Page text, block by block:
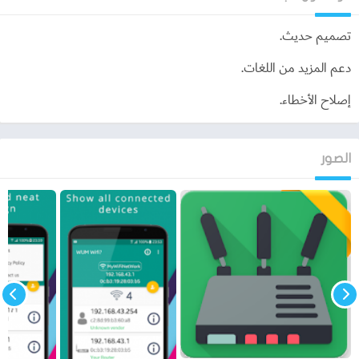
برنامج قطع النت عن المتصلين
للاندرويد
مميزات برنامج قطع النت عن المتصلين للاندرويد بدون روت
إذا قمت باستخدام هذا البرنامج ستحصل على العديد من المميزات:
أولًا:سوف تحل مشكلتك وهي ستتخلص من السرعة البطيئة للإنترنت
الناجمة عن اختراق أكثر من شخص لشبكة الواي فاي، وبالتالي يقومون
تصميم حديث.
دعم المزيد من اللغات.
إصلاح الأخطاء.
الصور